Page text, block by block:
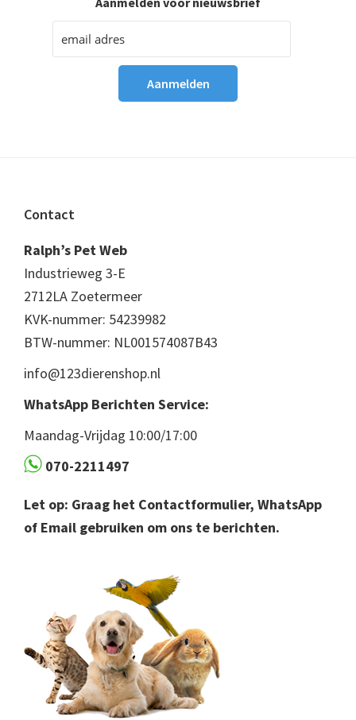
Footer
Contact
Ralph’s Pet Web
Industrieweg 3-E
2712LA Zoetermeer
KVK-nummer: 54239982
BTW-nummer: NL001574087B43
info@123dierenshop.nl
WhatsApp Berichten Service:
Maandag-Vrijdag 10:00/17:00
070-2211497
Let op: Graag het Contactformulier, WhatsApp
of Email gebruiken om ons te berichten.